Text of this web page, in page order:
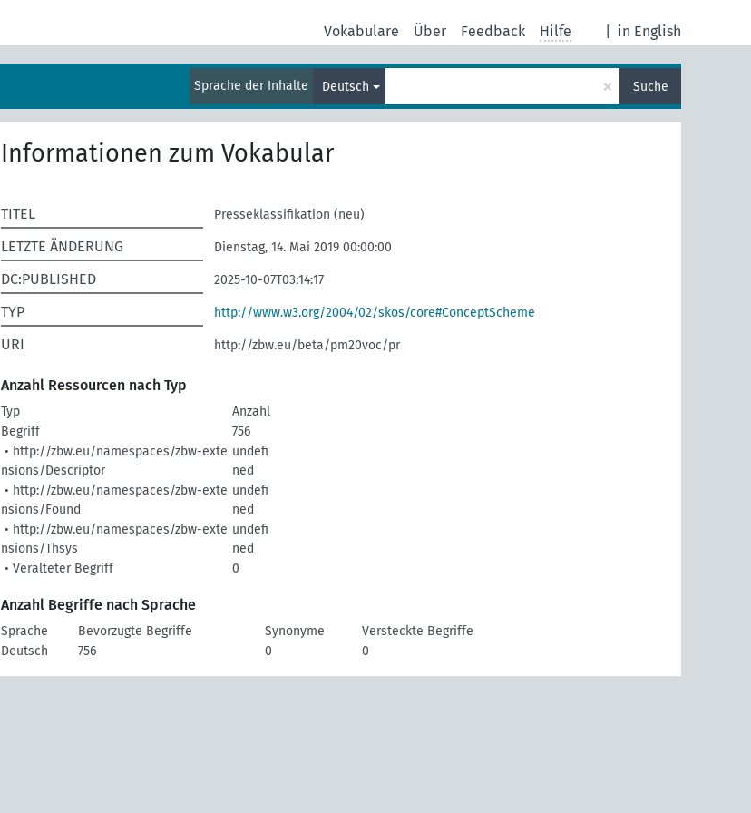
in English
Vokabulare Über Feedback Hilfe
Sprache der Inhalte Deutsch × Suche
Informationen zum Vokabular
TITEL Presseklassifikation (neu)
LETZTE ÄNDERUNG Dienstag, 14. Mai 2019 00:00:00
DC:PUBLISHED 2025-10-07T03:14:17
TYP http://www.w3.org/2004/02/skos/core#ConceptScheme
URI http://zbw.eu/beta/pm20voc/pr
Anzahl Ressourcen nach Typ
Typ
Anzahl
Begriff
756
• http://zbw.eu/namespaces/zbw-exte
nsions/Descriptor
undefi
ned
• http://zbw.eu/namespaces/zbw-exte
nsions/Found
undefi
ned
• http://zbw.eu/namespaces/zbw-exte
nsions/Thsys
undefi
ned
• Veralteter Begriff
0
Anzahl Begriffe nach Sprache
Sprache Bevorzugte Begriffe Synonyme
Versteckte Begriffe
Deutsch
756 0 0